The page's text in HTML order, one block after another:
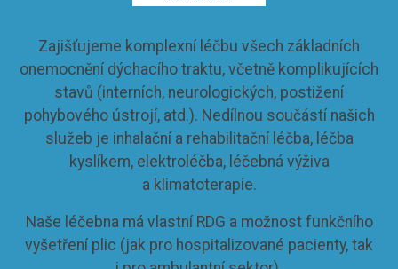
Zajišťujeme komplexní léčbu všech základních
onemocnění dýchacího traktu, včetně komplikujících
stavů (interních, neurologických, postižení
pohybového ústrojí, atd.). Nedílnou součástí našich
služeb je inhalační a rehabilitační léčba, léčba
kyslíkem, elektroléčba, léčebná výživa
a klimatoterapie.
Naše léčebna má vlastní RDG a možnost funkčního
vyšetření plic (jak pro hospitalizované pacienty, tak